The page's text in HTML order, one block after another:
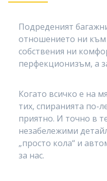
Подреденият
отношението ни
собствения ни
перфекционизъм, а
Когато всичко е на
тих, спиранията по-
приятно. И точно в
незабележими
„просто кола“ и
за нас.